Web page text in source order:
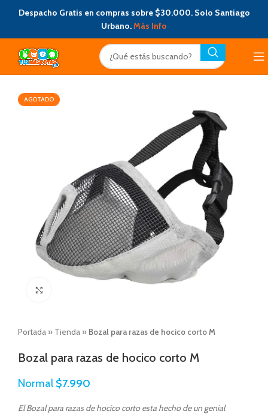
Despacho Gratis en compras sobre $30.000. Solo Santiago
Urbano.Más Info
AGOTADO
Portada » Tienda » Bozal para razas de hocico corto M
Bozal para razas de hocico corto M
Normal $7.990
El Bozal para razas de hocico corto esta hecho de un genial